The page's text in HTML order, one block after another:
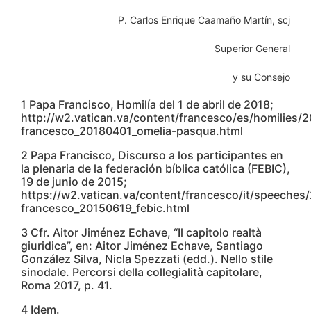
P. Carlos Enrique Caamaño Martín, scj
Superior General
y su Consejo
1 Papa Francisco, Homilía del 1 de abril de 2018;
http://w2.vatican.va/content/francesco/es/homilies/
francesco_20180401_omelia-pasqua.html
2 Papa Francisco, Discurso a los participantes en
la plenaria de la federación bíblica católica (FEBIC),
19 de junio de 2015;
https://w2.vatican.va/content/francesco/it/
francesco_20150619_febic.html
3 Cfr. Aitor Jiménez Echave, “Il capitolo realtà
giuridica”, en: Aitor Jiménez Echave, Santiago
González Silva, Nicla Spezzati (edd.). Nello stile
sinodale. Percorsi della collegialità capitolare,
Roma 2017, p. 41.
4 Idem.